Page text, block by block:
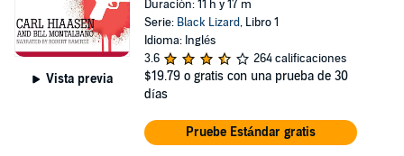
Vista previa
Duración: 11 h y 17 m
Serie: Black Lizard, Libro 1
Idioma: Inglés
3.6
264 calificaciones
$19.79 o gratis con una prueba de 30
días
Pruebe Estándar gratis